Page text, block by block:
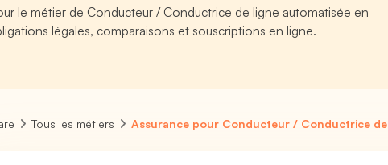
le métier de Conducteur / Conductrice de ligne automatisée en
légales, comparaisons et souscriptions en ligne.
Tous les métiers Assurance pour Conducteur / Conductrice